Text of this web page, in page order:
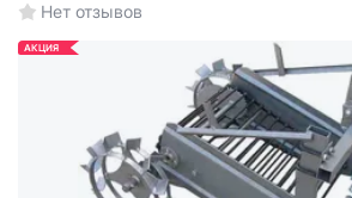
Нет отзывов
АКЦИЯ